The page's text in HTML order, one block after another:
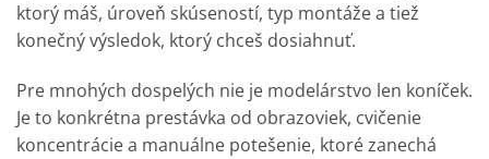
ktorý máš, úroveň skúseností, typ montáže a tiež
konečný výsledok, ktorý chceš dosiahnuť.
Pre mnohých dospelých nie je modelárstvo len koníček.
Je to konkrétna prestávka od obrazoviek, cvičenie
koncentrácie a manuálne potešenie, ktoré zanechá